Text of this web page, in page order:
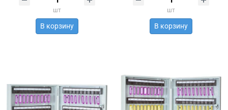
шт
В корзину
шт
В корзину